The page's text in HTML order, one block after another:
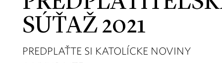
SÚŤAŽ 2021
PREDPLAŤTE SI KATOLÍCKE NOVINY